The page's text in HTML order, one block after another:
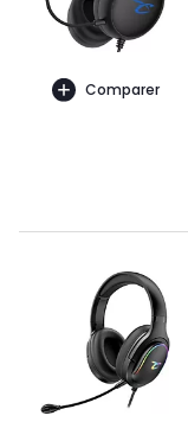
Comparer